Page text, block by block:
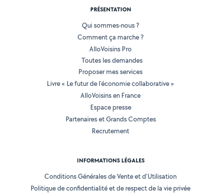
PRÉSENTATION
Qui sommes-nous ?
Comment ça marche ?
AlloVoisins Pro
Toutes les demandes
Proposer mes services
Livre « Le futur de l'économie collaborative »
AlloVoisins en France
Espace presse
Partenaires et Grands Comptes
Recrutement
INFORMATIONS LÉGALES
Conditions Générales de Vente et d'Utilisation
Politique de confidentialité et de respect de la vie privée